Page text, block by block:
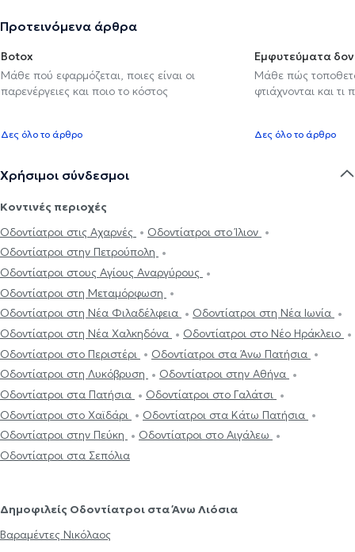
Προτεινόμενα άρθρα
Botox
Μάθε πού εφαρμόζεται, ποιες είναι οι
παρενέργειες και ποιο το κόστος
Δες όλο το άρθρο
Εμφυτεύματα
Μάθε πώς
φτιάχνονται και τι
Δες όλο το άρθρο
Χρήσιμοι σύνδεσμοι
Κοντινές περιοχές
Οδοντίατροι στις Αχαρνές
Οδοντίατροι στο Ίλιον
Οδοντίατροι στην Πετρούπολη
Οδοντίατροι στους Αγίους Αναργύρους
Οδοντίατροι στη Μεταμόρφωση
Οδοντίατροι στη Νέα Φιλαδέλφεια
Οδοντίατροι στη Νέα Ιωνία
Οδοντίατροι στη Νέα Χαλκηδόνα
Οδοντίατροι στο Νέο Ηράκλειο
Οδοντίατροι στο Περιστέρι
Οδοντίατροι στα Άνω Πατήσια
Οδοντίατροι στη Λυκόβρυση
Οδοντίατροι στην Αθήνα
Οδοντίατροι στα Πατήσια
Οδοντίατροι στο Γαλάτσι
Οδοντίατροι στο Χαϊδάρι
Οδοντίατροι στα Κάτω Πατήσια
Οδοντίατροι στην Πεύκη
Οδοντίατροι στο Αιγάλεω
Οδοντίατροι στα Σεπόλια
Δημοφιλείς Οδοντίατροι στα Άνω Λιόσια
Βαραμέντες Νικόλαος